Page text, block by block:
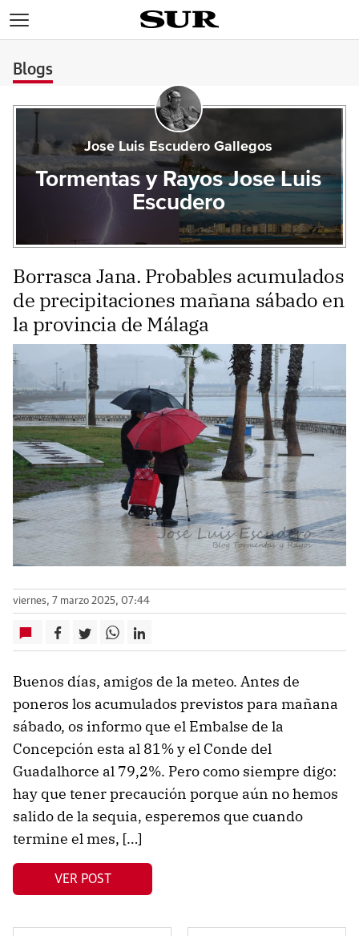
Blogs
Jose Luis Escudero Gallegos
Tormentas y Rayos Jose Luis
Escudero
Borrasca Jana. Probables acumulados
de precipitaciones mañana sábado en
la provincia de Málaga
viernes, 7 marzo 2025, 07:44
Buenos días, amigos de la meteo. Antes de
poneros los acumulados previstos para mañana
sábado, os informo que el Embalse de la
Concepción esta al 81% y el Conde del
Guadalhorce al 79,2%. Pero como siempre digo:
hay que tener precaución porque aún no hemos
salido de la sequia, esperemos que cuando
termine el mes, […]
VER POST